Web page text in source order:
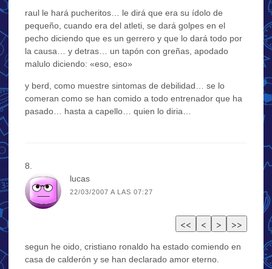
raul le hará pucheritos… le dirá que era su ídolo de
pequeño, cuando era del atleti, se dará golpes en el
pecho diciendo que es un gerrero y que lo dará todo por
la causa… y detras… un tapón con greñas, apodado
malulo diciendo: «eso, eso»
y berd, como muestre sintomas de debilidad… se lo
comeran como se han comido a todo entrenador que ha
pasado… hasta a capello… quien lo diria…
lucas
22/03/2007 A LAS 07:27
segun he oido, cristiano ronaldo ha estado comiendo en
casa de calderón y se han declarado amor eterno.